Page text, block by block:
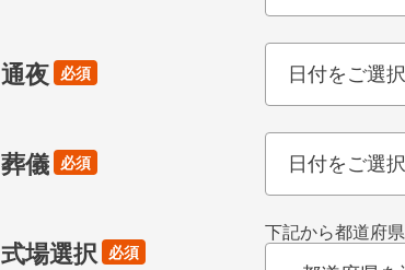
通夜 必須
葬儀 必須
式場選択 必須
下記から都道府